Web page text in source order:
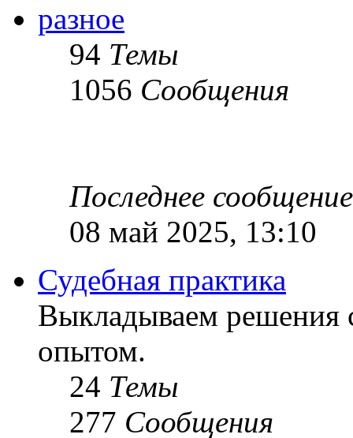
разное
94 Темы
1056 Сообщения
Последнее сообщение
08 май 2025, 13:10
Судебная практика
Выкладываем решения
опытом.
24 Темы
277 Сообщения